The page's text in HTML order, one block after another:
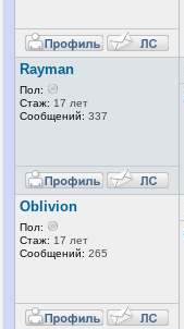
Rayman
Пол:
Стаж: 17 лет
Сообщений: 337
Oblivion
Пол:
Стаж: 17 лет
Сообщений: 265